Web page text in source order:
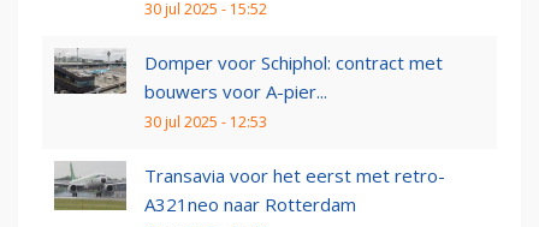
30 jul 2025 - 15:52
Domper voor Schiphol: contract met
bouwers voor A-pier...
30 jul 2025 - 12:53
Transavia voor het eerst met retro-
A321neo naar Rotterdam